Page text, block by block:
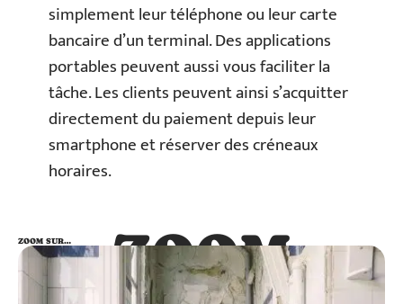
simplement leur téléphone ou leur carte
bancaire d’un terminal. Des applications
portables peuvent aussi vous faciliter la
tâche. Les clients peuvent ainsi s’acquitter
directement du paiement depuis leur
smartphone et réserver des créneaux
horaires.
ZOOM
SUR…
ZOOM SUR…